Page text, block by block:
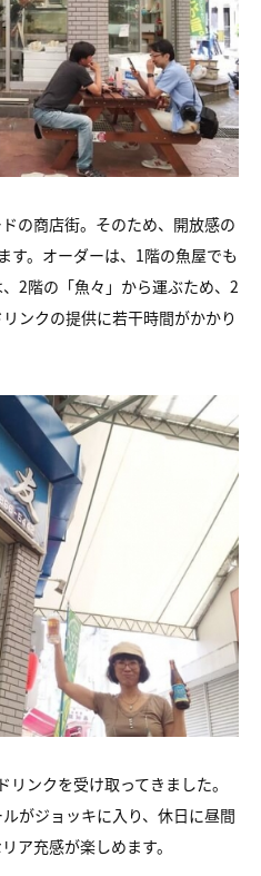
の商店街。そのため、開放感の
す。オーダーは、1階の魚屋でも
2階の「魚々」から運ぶため、2
ンクの提供に若干時間がかかり
ンクを受け取ってきました。
がジョッキに入り、休日に昼間
ア充感が楽しめます。